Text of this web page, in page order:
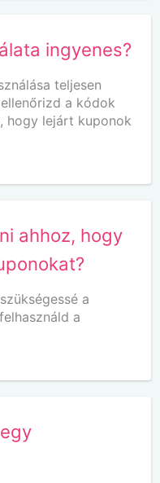
ingyenes?
teljesen
a kódok
hogy lejárt kuponok
ahhoz, hogy
a
a